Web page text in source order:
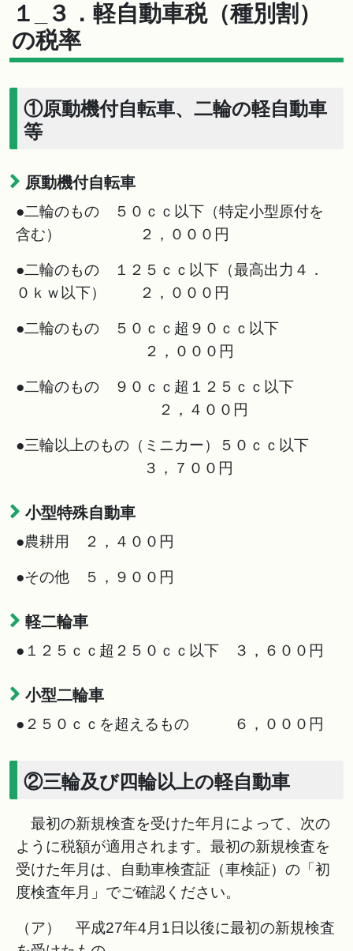
１_３．軽自動車税（種別割）
の税率
①原動機付自転車、二輪の軽自動車
等
原動機付自転車
●二輪のもの ５０ｃｃ以下（特定小型原付を
含む） ２，０００円
●二輪のもの １２５ｃｃ以下（最高出力４．
０ｋｗ以下） ２，０００円
●二輪のもの ５０ｃｃ超９０ｃｃ以下
２，０００円
●二輪のもの ９０ｃｃ超１２５ｃｃ以下
２，４００円
●三輪以上のもの（ミニカー）５０ｃｃ以下
３，７００円
小型特殊自動車
●農耕用 ２，４００円
●その他 ５，９００円
軽二輪車
●１２５ｃｃ超２５０ｃｃ以下 ３，６００円
小型二輪車
●２５０ｃｃを超えるもの ６，０００円
②三輪及び四輪以上の軽自動車
最初の新規検査を受けた年月によって、次の
ように税額が適用されます。最初の新規検査を
受けた年月は、自動車検査証（車検証）の「初
度検査年月」でご確認ください。
（ア） 平成27年4月1日以後に最初の新規検査